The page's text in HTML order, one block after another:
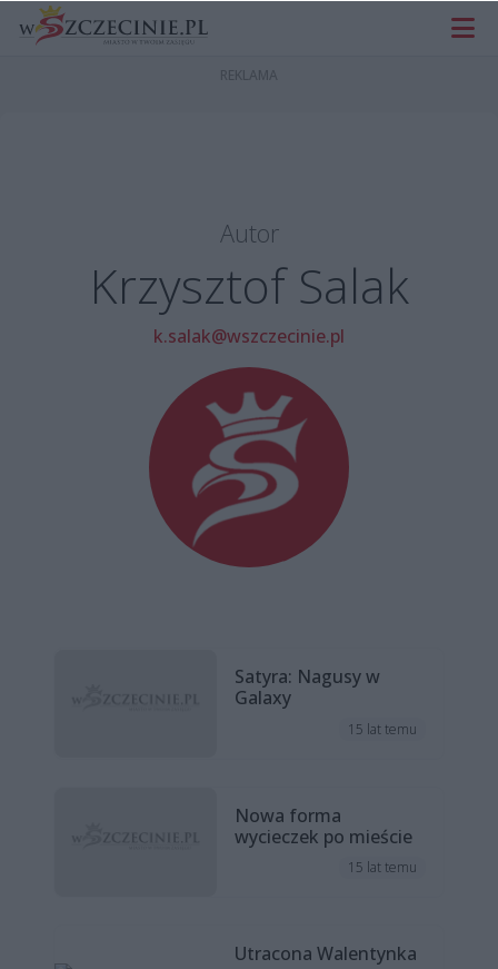
Autor
Krzysztof Salak
k.salak@wszczecinie.pl
Satyra: Nagusy w
Galaxy
15 lat temu
Nowa forma
wycieczek po mieście
15 lat temu
Utracona Walentynka